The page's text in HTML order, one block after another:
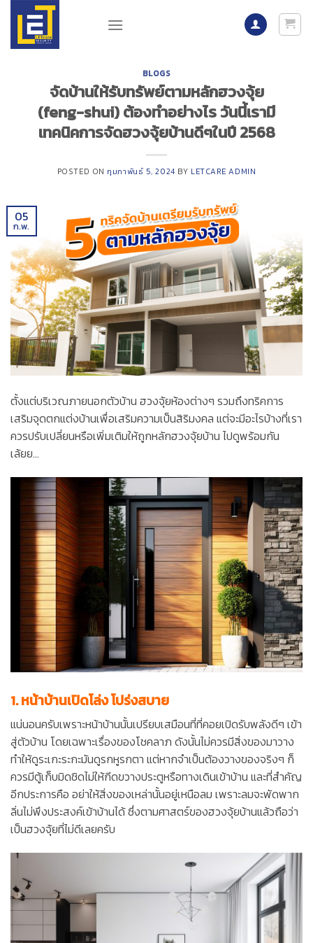
content
BLOGS
จัดบ้านให้รับทรัพย์ตามหลักฮวงจุ้ย
(feng-shui) ต้องทำอย่างไร วันนี้เรามี
เทคนิคการจัดฮวงจุ้ยบ้านดีๆในปี 2568
POSTED ONกุมภาพันธ์ 5, 2024 BY LETCARE ADMIN
05
ก.พ.
ตั้งแต่บริเวณภายนอกตัวบ้าน ฮวงจุ้ยห้องต่างๆ รวมถึงทริคการ
เสริมจุดตกแต่งบ้านเพื่อเสริมความเป็นสิริมงคล แต่จะมีอะไรบ้างที่เรา
ควรปรับเปลี่ยนหรือเพิ่มเติมให้ถูกหลักฮวงจุ้ยบ้าน ไปดูพร้อมกัน
เล้ยย…
1. หน้าบ้านเปิดโล่ง โปร่งสบาย
แน่นอนครับเพราะหน้าบ้านนั้นเปรียบเสมือนที่ที่คอยเปิดรับพลังดีๆ เข้า
สู่ตัวบ้าน โดยเฉพาะเรื่องของโชคลาภ ดังนั้นไม่ควรมีสิ่งของมาวาง
ทำให้ดูระเกะระกะมันดูรกหูรกตา แต่หากจำเป็นต้องวางของจริงๆ ก็
ควรมีตู้เก็บมิดชิดไม่ให้กีดขวางประตูหรือทางเดินเข้าบ้าน และที่สำคัญ
อีกประการคือ อย่าให้สิ่งของเหล่านั้นอยู่เหนือลม เพราะลมจะพัดพาก
ลิ่นไม่พึงประสงค์เข้าบ้านได้ ซึ่งตามศาสตร์ของฮวงจุ้ยบ้านแล้วถือว่า
เป็นฮวงจุ้ยที่ไม่ดีเลยครับ